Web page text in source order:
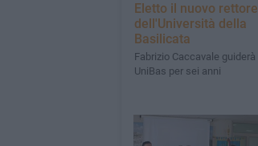
Eletto il nuovo rettore
dell'Università della
Basilicata
Fabrizio Caccavale guiderà
UniBas per sei anni